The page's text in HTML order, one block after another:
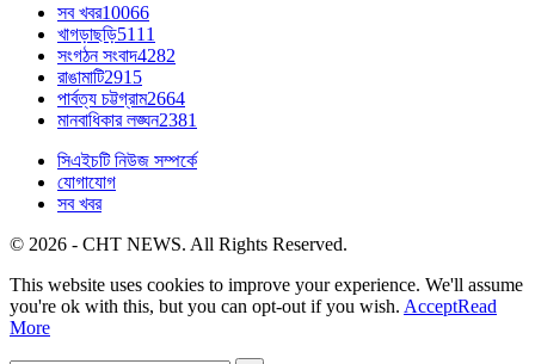
সব খবর10066
খাগড়াছড়ি5111
সংগঠন সংবাদ4282
রাঙামাটি2915
পার্বত্য চট্টগ্রাম2664
মানবাধিকার লঙ্ঘন2381
সিএইচটি নিউজ সম্পর্কে
যোগাযোগ
সব খবর
© 2026 - CHT NEWS. All Rights Reserved.
This website uses cookies to improve your experience. We'll assume
you're ok with this, but you can opt-out if you wish. AcceptRead
More